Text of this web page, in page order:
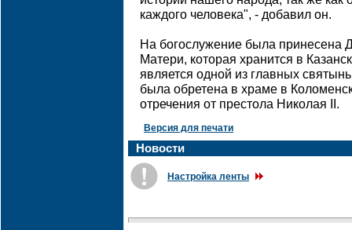
каждого человека", - добавил он.
На богослужение была принесена
Матери, которая хранится в
является одной из главных
была обретена в храме в
отречения от престола Николая II.
Версия для печати
Новости
Настройка ленты